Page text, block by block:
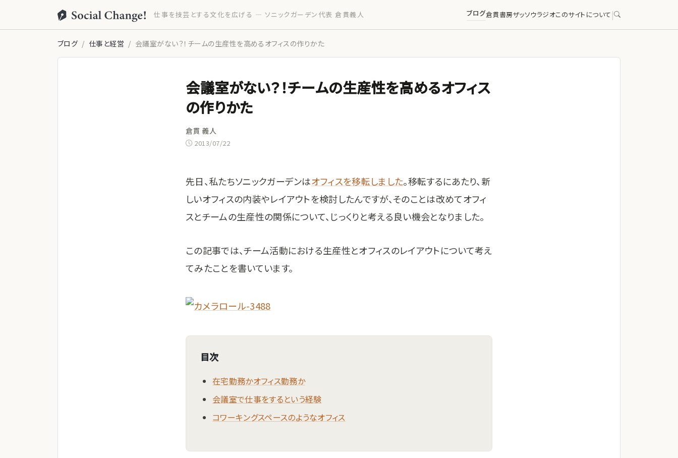
仕事を技芸とする文化を広げる — ソニックガーデン代表 倉貫義人 ブログ倉貫書房ザッソウラジオこのサイトについて |
ブログ 仕事と経営 会議室がない？！チームの生産性を高めるオフィスの作りかた
会議室がない？！チームの生産性を高めるオフィス
の作りかた
倉貫 義人
2013/07/22
先日、私たちソニックガーデンはオフィスを移転しました。移転するにあたり、新
しいオフィスの内装やレイアウトを検討したんですが、そのことは改めてオフィ
スとチームの生産性の関係について、じっくりと考える良い機会となりました。
この記事では、チーム活動における生産性とオフィスのレイアウトについて考え
てみたことを書いています。
目次
在宅勤務かオフィス勤務か
会議室で仕事をするという経験
コワーキングスペースのようなオフィス